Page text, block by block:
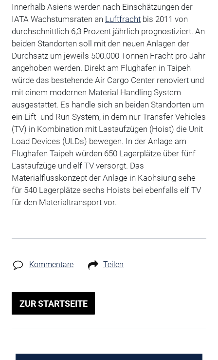
Innerhalb Asiens werden nach Einschätzungen der
IATA Wachstumsraten an Luftfrachtbis 2011 von
durchschnittlich 6,3 Prozent jährlich prognostiziert. An
beiden Standorten soll mit den neuen Anlagen der
Durchsatz um jeweils 500.000 Tonnen Fracht pro Jahr
angehoben werden. Direkt am Flughafen in Taipeh
würde das bestehende Air Cargo Center renoviert und
mit einem modernen Material Handling System
ausgestattet. Es handle sich an beiden Standorten um
ein Lift- und Run-System, in dem nur Transfer Vehicles
(TV) in Kombination mit Lastaufzügen (Hoist) die Unit
Load Devices (ULDs) bewegen. In der Anlage am
Flughafen Taipeh würden 650 Lagerplätze über fünf
Lastaufzüge und elf TV versorgt. Das
Materialflusskonzept der Anlage in Kaohsiung sehe
für 540 Lagerplätze sechs Hoists bei ebenfalls elf TV
für den Materialtransport vor.
Kommentare Teilen
ZUR STARTSEITE